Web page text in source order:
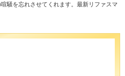
騒を忘れさせてくれます。最新リファスマ